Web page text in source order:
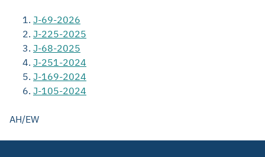
J-69-2026
J-225-2025
J-68-2025
J-251-2024
J-169-2024
J-105-2024
AH/EW